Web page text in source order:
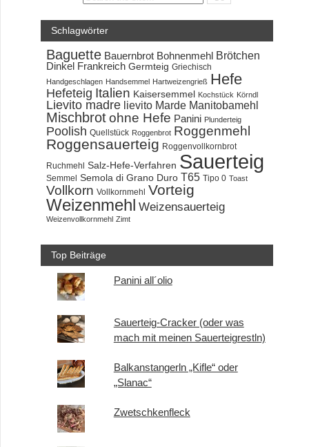
Schlagwörter
Baguette Bauernbrot Bohnenmehl Brötchen
Dinkel Frankreich Germteig Griechisch
Handgeschlagen Handsemmel Hartweizengrieß Hefe
Hefeteig Italien Kaisersemmel Kochstück Körndl
Lievito madre lievito Marde Manitobamehl
Mischbrot ohne Hefe Panini Plunderteig
Poolish Quellstück Roggenbrot Roggenmehl
Roggensauerteig Roggenvollkornbrot
Ruchmehl Salz-Hefe-Verfahren Sauerteig
Semmel Semola di Grano Duro T65 Tipo 0 Toast
Vollkorn Vollkornmehl Vorteig
Weizenmehl Weizensauerteig
Weizenvollkornmehl Zimt
Top Beiträge
Panini all´olio
Sauerteig-Cracker (oder was
mach mit meinen Sauerteigrestln)
Balkanstangerln „Kifle“ oder
„Slanac“
Zwetschkenfleck